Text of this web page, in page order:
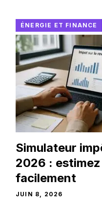
ÉNERGIE ET FINANCE
Simulateur
2026 :
facilement
JUIN 8, 2026